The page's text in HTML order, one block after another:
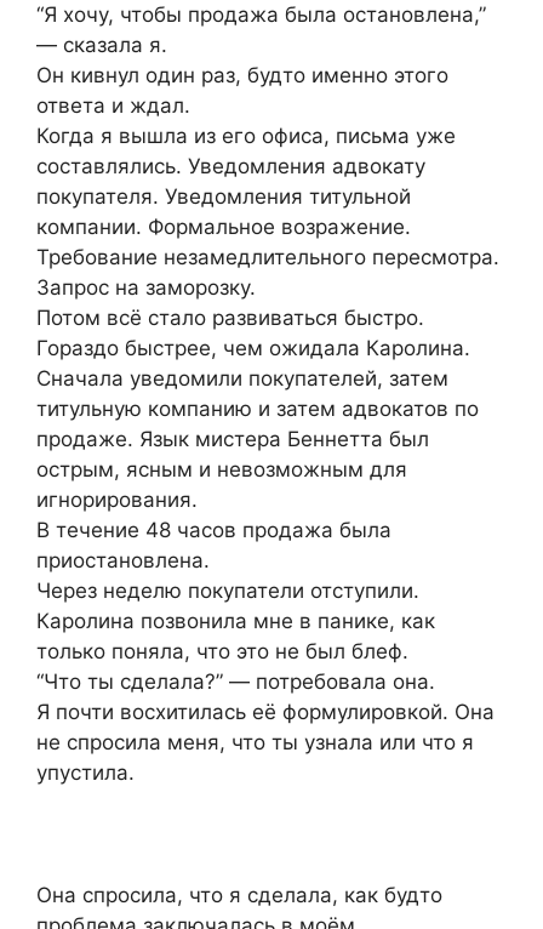
“Я хочу, чтобы продажа была остановлена,”
— сказала я.
Он кивнул один раз, будто именно этого
ответа и ждал.
Когда я вышла из его офиса, письма уже
составлялись. Уведомления адвокату
покупателя. Уведомления титульной
компании. Формальное возражение.
Требование незамедлительного пересмотра.
Запрос на заморозку.
Потом всё стало развиваться быстро.
Гораздо быстрее, чем ожидала Каролина.
Сначала уведомили покупателей, затем
титульную компанию и затем адвокатов по
продаже. Язык мистера Беннетта был
острым, ясным и невозможным для
игнорирования.
В течение 48 часов продажа была
приостановлена.
Через неделю покупатели отступили.
Каролина позвонила мне в панике, как
только поняла, что это не был блеф.
“Что ты сделала?” — потребовала она.
Я почти восхитилась её формулировкой. Она
не спросила меня, что ты узнала или что я
упустила.
Она спросила, что я сделала, как будто